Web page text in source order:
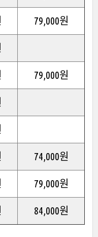
79,000원
79,000원
74,000원
79,000원
84,000원